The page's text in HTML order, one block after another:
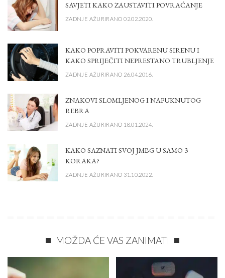
SAVJETI KAKO ZAUSTAVITI POVRAĆANJE
ZADNJE AŽURIRANO 02.02.2020.
KAKO POPRAVITI POKVARENU SIRENU I
KAKO SPRIJEČITI NEPRESTANO TRUBLJENJE
ZADNJE AŽURIRANO 26.04.2016.
ZNAKOVI SLOMLJENOG I NAPUKNUTOG
REBRA
ZADNJE AŽURIRANO 18.01.2024.
KAKO SAZNATI SVOJ JMBG U SAMO 3
KORAKA?
ZADNJE AŽURIRANO 31.10.2022.
MOŽDA ĆE VAS ZANIMATI